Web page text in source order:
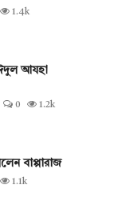
1.4k
আযহা
0 1.2k
বাপ্পারাজ
1.1k